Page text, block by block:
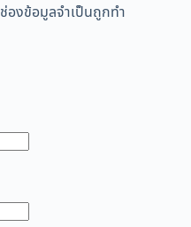
ช่องข้อมูลจำเป็นถูกทำ